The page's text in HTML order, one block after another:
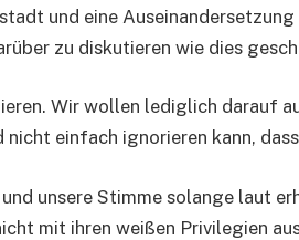
und eine
zu diskutieren wie dies
Wir wollen lediglich darauf
einfach ignorieren kann,
unsere Stimme solange laut
mit ihren weißen Privilegien